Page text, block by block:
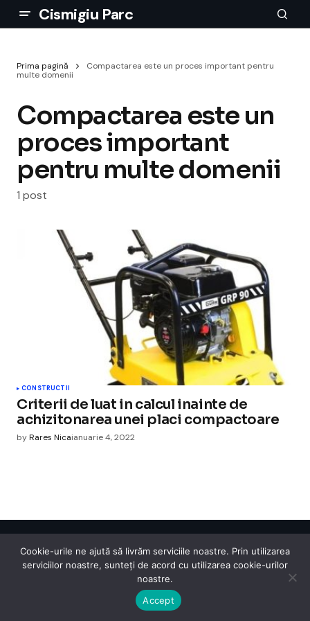
Cismigiu Parc
Prima pagină
Compactarea este un proces important pentru
multe domenii
Compactarea este un
proces important
pentru multe domenii
1 post
CONSTRUCTII
Criterii de luat in calcul inainte de
achizitonarea unei placi compactoare
byRares Nicaianuarie 4, 2022
Cismigiu Parc
© 2024 CismigiuParc. All Rights Reserved.
ModaSarbatori
Cookie-urile ne ajută să livrăm serviciile noastre. Prin utilizarea
serviciilor noastre, sunteți de acord cu utilizarea cookie-urilor
noastre.
Accept